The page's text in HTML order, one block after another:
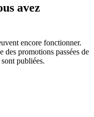
avez
encore fonctionner.
promotions passées de
publiées.